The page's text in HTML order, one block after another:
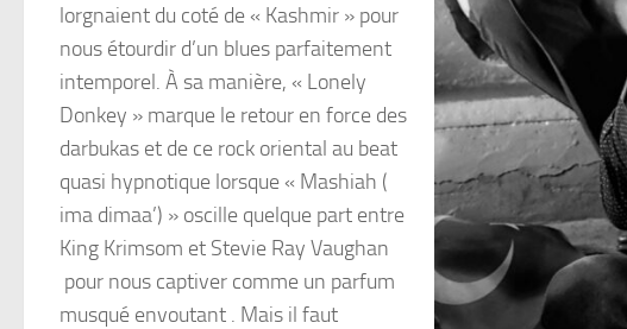
lorgnaient du coté de « Kashmir » pour
nous étourdir d’un blues parfaitement
intemporel. À sa manière, « Lonely
Donkey » marque le retour en force des
darbukas et de ce rock oriental au beat
quasi hypnotique lorsque « Mashiah (
ima dimaa’) » oscille quelque part entre
King Krimsom et Stevie Ray Vaughan
pour nous captiver comme un parfum
musqué envoutant . Mais il faut